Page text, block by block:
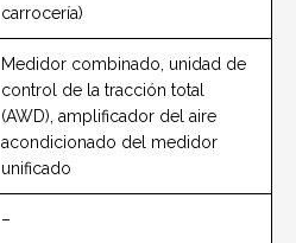
carrocería)
Medidor combinado, unidad de
control de la tracción total
(AWD), amplificador del aire
acondicionado del medidor
unificado
–